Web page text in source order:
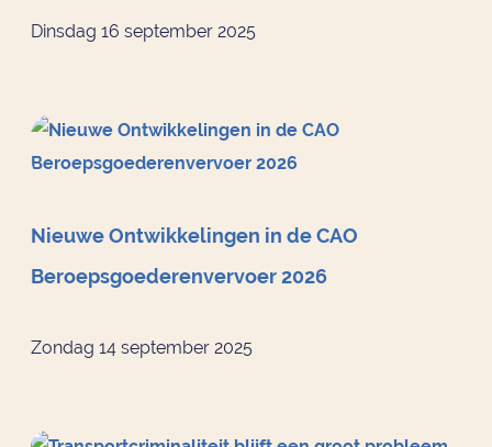
Dinsdag 16 september 2025
Nieuwe Ontwikkelingen in de CAO
Beroepsgoederenvervoer 2026
Zondag 14 september 2025